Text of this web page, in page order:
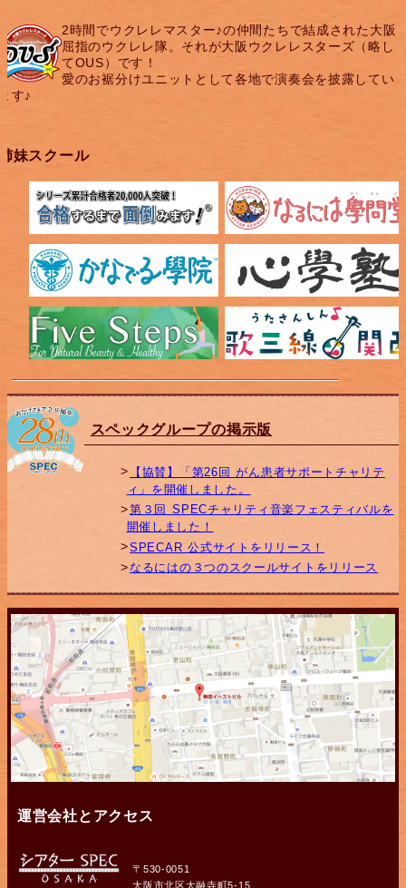
2時間でウクレレマスター♪の仲間たちで結成された大阪
屈指のウクレレ隊。それが大阪ウクレレスターズ（略し
てOUS）です！
愛のお裾分けユニットとして各地で演奏会を披露してい
す♪
妹スクール
スペックグループの掲示版
【協賛】「第26回 がん患者サポートチャリテ
ィ」を開催しました。
第３回 SPECチャリティ音楽フェスティバルを
開催しました！
SPECAR 公式サイトをリリース！
なるにはの３つのスクールサイトをリリース
運営会社とアクセス
〒530-0051
大阪市北区太融寺町5-15